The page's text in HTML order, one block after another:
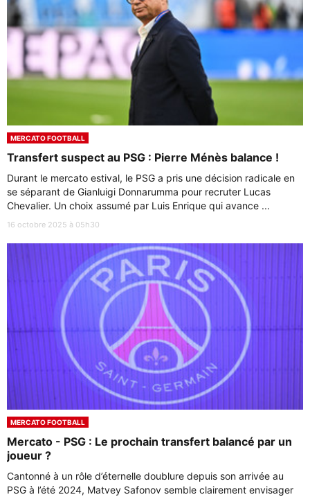
MERCATO FOOTBALL
Transfert suspect au PSG : Pierre Ménès balance !
Durant le mercato estival, le PSG a pris une décision radicale en
se séparant de Gianluigi Donnarumma pour recruter Lucas
Chevalier. Un choix assumé par Luis Enrique qui avance ...
16 octobre 2025 à 05h30
MERCATO FOOTBALL
Mercato - PSG : Le prochain transfert balancé par un
joueur ?
Cantonné à un rôle d’éternelle doublure depuis son arrivée au
PSG à l’été 2024, Matvey Safonov semble clairement envisager